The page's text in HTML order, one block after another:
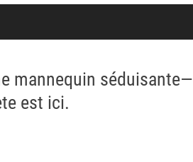
mannequin séduisante—
est ici.